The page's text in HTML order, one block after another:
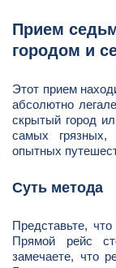
Прием
городом и
Этот прием
абсолютно
скрытый город
самых
опытных
Суть метода
Представьте,
Прямой рейс
замечаете, что